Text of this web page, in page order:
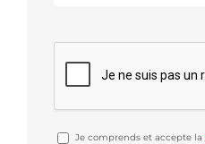
Je comprends et accepte la